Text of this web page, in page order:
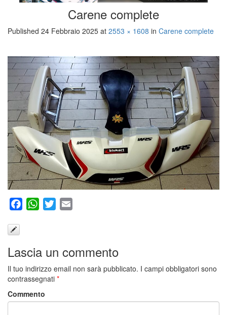
Carene complete
Published 24 Febbraio 2025 at 2553 × 1608 in Carene complete
FacebookWhatsApp
Twitter
Lascia un commento
Il tuo indirizzo email non sarà pubblicato. I campi obbligatori sono
contrassegnati *
Commento